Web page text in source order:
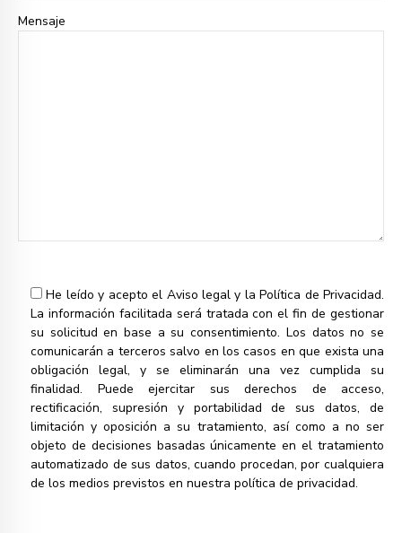
Mensaje
He leído y acepto el Aviso legaly laPolítica de Privacidad.
La información facilitada será tratada con el fin de gestionar
su solicitud en base a su consentimiento. Los datos no se
comunicarán a terceros salvo en los casos en que exista una
obligación legal, y se eliminarán una vez cumplida su
finalidad. Puede ejercitar sus derechos de acceso,
rectificación, supresión y portabilidad de sus datos, de
limitación y oposición a su tratamiento, así como a no ser
objeto de decisiones basadas únicamente en el tratamiento
automatizado de sus datos, cuando procedan, por cualquiera
de los medios previstos en nuestra política de privacidad.